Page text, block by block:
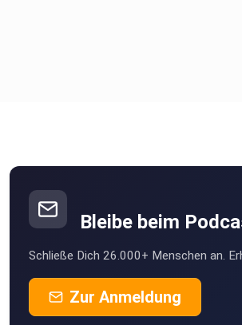
Bleibe beim
Schließe Dich 26.000+ Menschen an.
Zur Anmeldung